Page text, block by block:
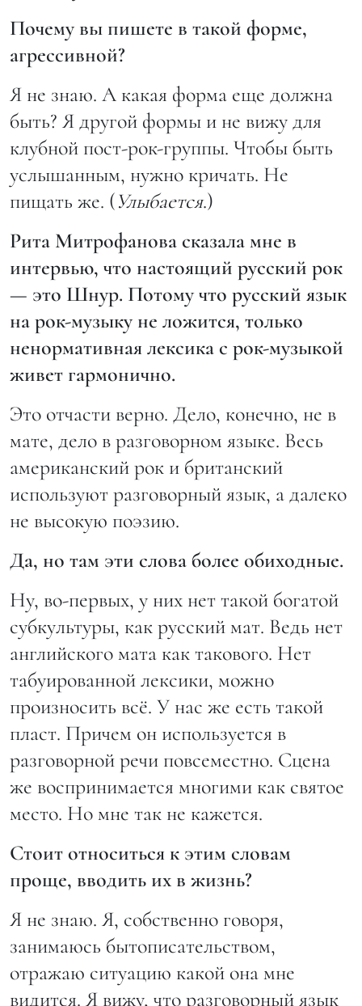
Почему вы пишете в такой форме,
агрессивной?
Я не знаю. А какая форма еще должна
быть? Я другой формы и не вижу для
клубной пост-рок-группы. Чтобы быть
услышанным, нужно кричать. Не
пищать же. (Улыбается.)
Рита Митрофанова сказала мне в
интервью, что настоящий русский рок
— это Шнур. Потому что русский язык
на рок-музыку не ложится, только
ненормативная лексика с рок-музыкой
живет гармонично.
Это отчасти верно. Дело, конечно, не в
мате, дело в разговорном языке. Весь
американский рок и британский
используют разговорный язык, а далеко
не высокую поэзию.
Да, но там эти слова более обиходные.
Ну, во-первых, у них нет такой богатой
субкультуры, как русский мат. Ведь нет
английского мата как такового. Нет
табуированной лексики, можно
произносить всё. У нас же есть такой
пласт. Причем он используется в
разговорной речи повсеместно. Сцена
же воспринимается многими как святое
место. Но мне так не кажется.
Стоит относиться к этим словам
проще, вводить их в жизнь?
Я не знаю. Я, собственно говоря,
занимаюсь бытописательством,
отражаю ситуацию какой она мне
видится. Я вижу, что разговорный язык